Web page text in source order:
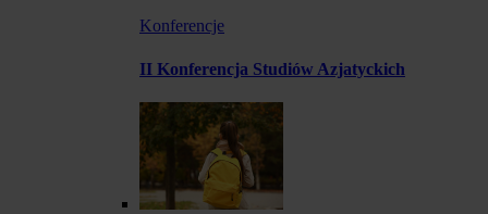
Konferencje
II Konferencja Studiów Azjatyckich